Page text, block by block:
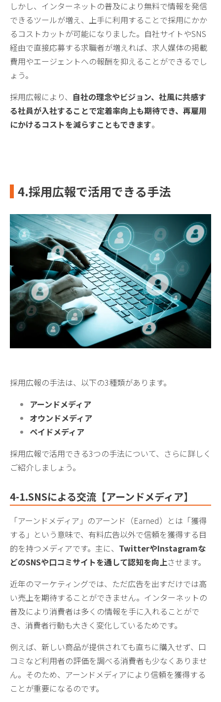
しかし、インターネットの普及により無料で情報を発信
できるツールが増え、上手に利用することで採用にかか
るコストカットが可能になりました。自社サイトやSNS
経由で直接応募する求職者が増えれば、求人媒体の掲載
費用やエージェントへの報酬を抑えることができるでし
ょう。
採用広報により、 自社の理念やビジョン、社風に共感す
る社員が入社することで定着率向上も期待でき、再雇用
にかけるコストを減らすこともできます。
4.採用広報で活用できる手法
採用広報の手法は、以下の3種類があります。
アーンドメディア
オウンドメディア
ペイドメディア
採用広報で活用できる3つの手法について、さらに詳しく
ご紹介しましょう。
4-1.SNSによる交流【アーンドメディア】
「アーンドメディア」のアーンド（Earned）とは「獲得
する」という意味で、有料広告以外で信頼を獲得する目
的を持つメディアです。主に、 TwitterやInstagramな
どのSNSや口コミサイトを通して認知を向上させます。
近年のマーケティングでは、ただ広告を出すだけでは高
い売上を期待することができません。インターネットの
普及により消費者は多くの情報を手に入れることがで
き、消費者行動も大きく変化しているためです。
例えば、新しい商品が提供されても直ちに購入せず、口
コミなど利用者の評価を調べる消費者も少なくありませ
ん。そのため、アーンドメディアにより信頼を獲得する
ことが重要になるのです。